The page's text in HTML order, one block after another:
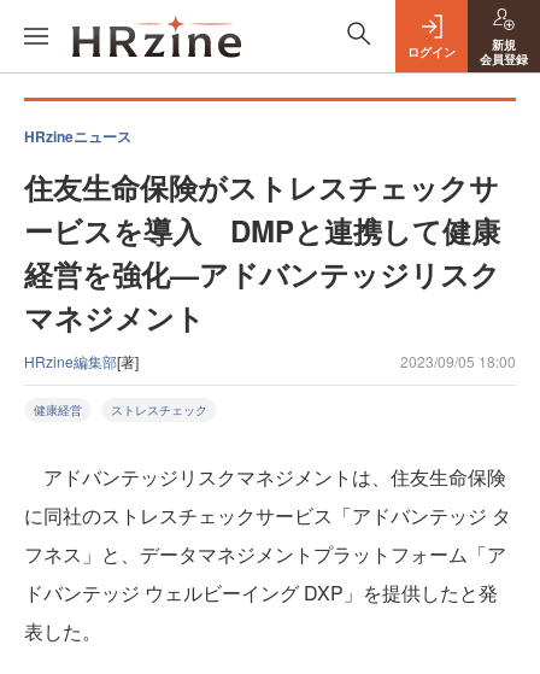
ログイン
新規
会員登録
HRzineニュース
住友生命保険がストレスチェックサ
ービスを導入 DMPと連携して健康
経営を強化—アドバンテッジリスク
マネジメント
HRzine編集部[著] 2023/09/05 18:00
健康経営 ストレスチェック
アドバンテッジリスクマネジメントは、住友生命保険
に同社のストレスチェックサービス「アドバンテッジ タ
フネス」と、データマネジメントプラットフォーム「ア
ドバンテッジ ウェルビーイング DXP」を提供したと発
表した。